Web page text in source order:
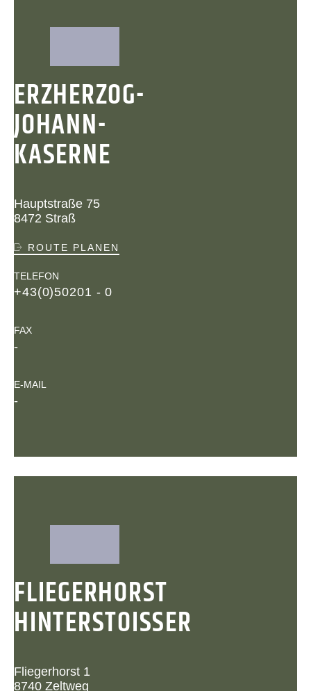
ERZHERZOG-
JOHANN-
KASERNE
Hauptstraße 75
8472 Straß
ROUTE PLANEN
TELEFON
+43(0)50201 - 0
FAX
-
E-MAIL
-
FLIEGERHORST
HINTERSTOISSER
Fliegerhorst 1
8740 Zeltweg